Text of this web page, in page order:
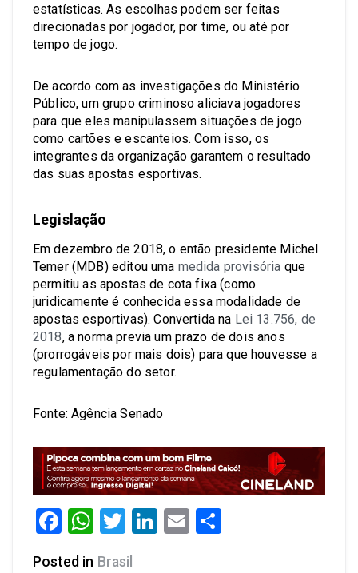
estatísticas. As escolhas podem ser feitas
direcionadas por jogador, por time, ou até por
tempo de jogo.
De acordo com as investigações do Ministério
Público, um grupo criminoso aliciava jogadores
para que eles manipulassem situações de jogo
como cartões e escanteios. Com isso, os
integrantes da organização garantem o resultado
das suas apostas esportivas.
Legislação
Em dezembro de 2018, o então presidente Michel
Temer (MDB) editou uma medida provisória que
permitiu as apostas de cota fixa (como
juridicamente é conhecida essa modalidade de
apostas esportivas). Convertida na Lei 13.756, de
2018, a norma previa um prazo de dois anos
(prorrogáveis por mais dois) para que houvesse a
regulamentação do setor.
Fonte: Agência Senado
Facebook
WhatsApp
Twitter
LinkedIn
Email
Posted in Brasil